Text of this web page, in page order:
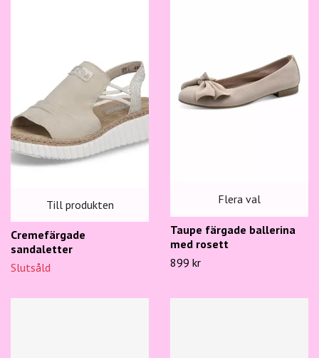
Till produkten
Cremefärgade
sandaletter
Slutsåld
Flera val
Taupe färgade ballerina
med rosett
899 kr